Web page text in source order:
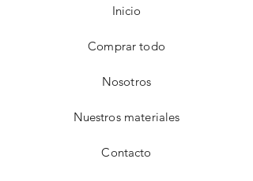
Inicio
Comprar todo
Nosotros
Nuestros materiales
Contacto